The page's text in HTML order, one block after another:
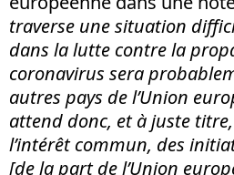
traverse une situation
dans la lutte contre la
coronavirus sera
autres pays de l’Union
attend donc, et à juste
l’intérêt commun, des
[de la part de l’Union